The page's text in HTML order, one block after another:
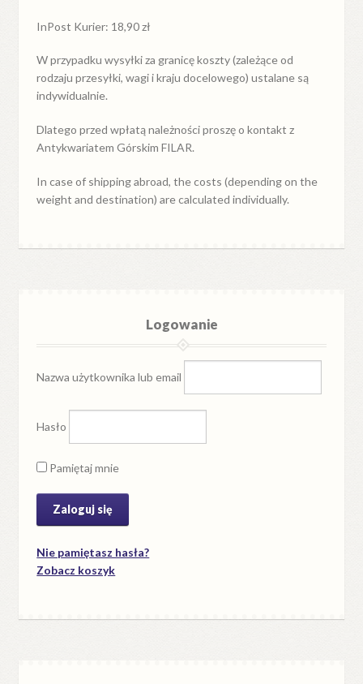
InPost Kurier: 18,90 zł
W przypadkuwysyłkiza granicękoszty (zależące od
rodzaju przesyłki, wagi i kraju docelowego) ustalane są
indywidualnie.
Dlatego przed wpłatą należności proszę o kontakt z
Antykwariatem Górskim FILAR.
In case of shipping abroad, the costs (depending on the
weight and destination) are calculated individually.
Logowanie
Nazwa użytkownika lub email
Hasło
Pamiętaj mnie
Nie pamiętasz hasła?
Zobacz koszyk